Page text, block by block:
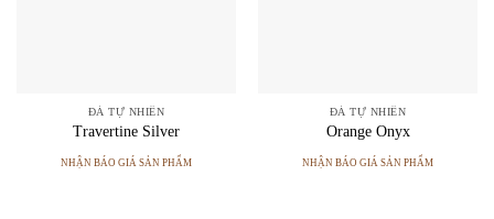
ĐÁ TỰ NHIÊN
Travertine Silver
NHẬN BÁO GIÁ SẢN PHẨM
ĐÁ TỰ NHIÊN
Orange Onyx
NHẬN BÁO GIÁ SẢN PHẨM